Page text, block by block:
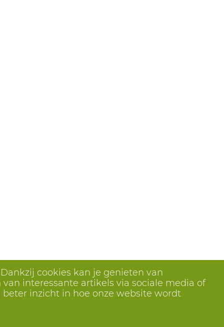
cookies kan je genieten van
interessante artikels via sociale media of
inzicht in hoe onze website wordt